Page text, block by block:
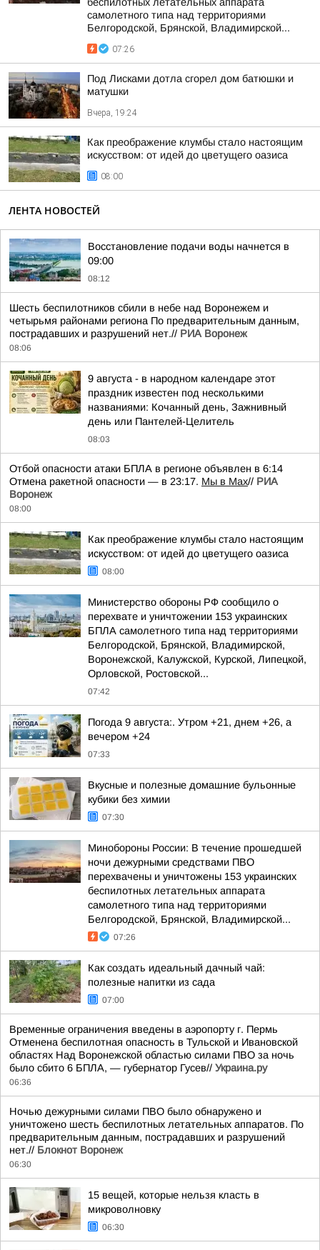
самолетного типа над территориями
Белгородской, Брянской, Владимирской...
07:26
Под Лисками дотла сгорел дом батюшки и
матушки
Вчера, 19:24
Как преображение клумбы стало настоящим
искусством: от идей до цветущего оазиса
08:00
ЛЕНТА НОВОСТЕЙ
Восстановление подачи воды начнется в
09:00
08:12
Шесть беспилотников сбили в небе над Воронежем и
четырьмя районами региона По предварительным данным,
пострадавших и разрушений нет.// РИА Воронеж
08:06
9 августа - в народном календаре этот
праздник известен под несколькими
названиями: Кочанный день, Зажнивный
день или Пантелей-Целитель
08:03
Отбой опасности атаки БПЛА в регионе объявлен в 6:14
Отмена ракетной опасности — в 23:17. Мы в Мах// РИА
Воронеж
08:00
Как преображение клумбы стало настоящим
искусством: от идей до цветущего оазиса
08:00
Министерство обороны РФ сообщило о
перехвате и уничтожении 153 украинских
БПЛА самолетного типа над территориями
Белгородской, Брянской, Владимирской,
Воронежской, Калужской, Курской, Липецкой,
Орловской, Ростовской...
07:42
Погода 9 августа:. Утром +21, днем +26, а
вечером +24
07:33
Вкусные и полезные домашние бульонные
кубики без химии
07:30
Минобороны России: В течение прошедшей
ночи дежурными средствами ПВО
перехвачены и уничтожены 153 украинских
беспилотных летательных аппарата
самолетного типа над территориями
Белгородской, Брянской, Владимирской...
07:26
Как создать идеальный дачный чай:
полезные напитки из сада
07:00
Временные ограничения введены в аэропорту г. Пермь
Отменена беспилотная опасность в Тульской и Ивановской
областях Над Воронежской областью силами ПВО за ночь
было сбито 6 БПЛА, — губернатор Гусев// Украина.ру
06:36
Ночью дежурными силами ПВО было обнаружено и
уничтожено шесть беспилотных летательных аппаратов. По
предварительным данным, пострадавших и разрушений
нет.// Блокнот Воронеж
06:30
15 вещей, которые нельзя класть в
микроволновку
06:30